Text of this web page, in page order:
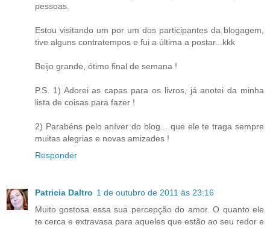
pessoas.
Estou visitando um por um dos participantes da blogagem,
tive alguns contratempos e fui a última a postar...kkk
Beijo grande, ótimo final de semana !
P.S. 1) Adorei as capas para os livros, já anotei da minha
lista de coisas para fazer !
2) Parabéns pelo aníver do blog... que ele te traga sempre
muitas alegrias e novas amizades !
Responder
Patricia Daltro 1 de outubro de 2011 às 23:16
Muito gostosa essa sua percepção do amor. O quanto ele
te cerca e extravasa para aqueles que estão ao seu redor e